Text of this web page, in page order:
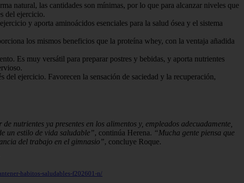
natural, las cantidades son mínimas, por lo que para alcanzar niveles que
del ejercicio.
y aporta aminoácidos esenciales para la salud ósea y el sistema
los mismos beneficios que la proteína whey, con la ventaja añadida
Es muy versátil para preparar postres y bebidas, y aporta nutrientes
del ejercicio. Favorecen la sensación de saciedad y la recuperación,
nutrientes ya presentes en los alimentos y, empleados adecuadamente,
un estilo de vida saludable”, continúa Herena. “Mucha gente piensa que
del trabajo en el gimnasio”, concluye Roque.
habitos-saludables-f202601-n/